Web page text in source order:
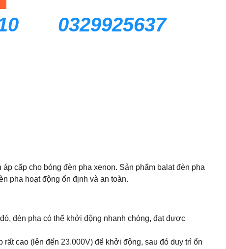
0329925637
cấp cho bóng đèn pha xenon. Sản phẩm balat đèn pha
pha hoạt động ổn định và an toàn.
đèn pha có thể khởi động nhanh chóng, đạt được
cao (lên đến 23.000V) để khởi động, sau đó duy trì ổn